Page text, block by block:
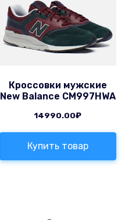
Кроссовки мужские
New Balance CM997HWA
14990.00₽
Купить товар